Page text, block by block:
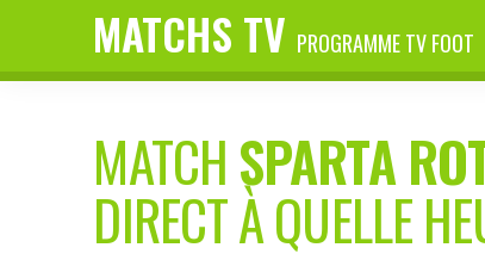
MATCHS TV PROGRAMME TV FOOT
MATCHSPARTA
DIRECT À QUELLE